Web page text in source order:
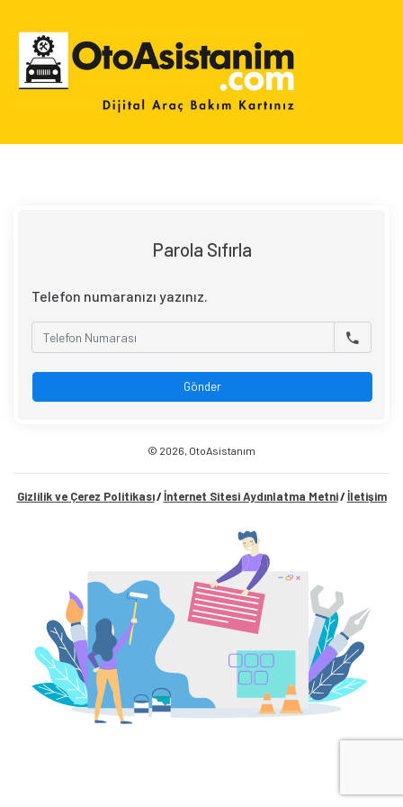
Parola Sıfırla
Telefon numaranızı yazınız.
Gönder
© 2026, OtoAsistanım
Gizlilik ve Çerez Politikası/ İnternet Sitesi Aydınlatma Metni/ İletişim